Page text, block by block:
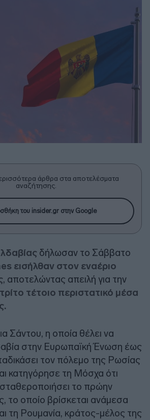
άρθρα στα αποτελέσματα
αναζήτησης.
του insider.gr στην Google
δήλωσαν το Σάββατο
εισήλθαν στον εναέριο
, αποτελώντας απειλή για την
τρίτο τέτοιο περιστατικό μέσα
Σάντου, η οποία θέλει να
στην Ευρωπαϊκή Ένωση έως
τον πόλεμο της Ρωσίας
κατηγόρησε τη Μόσχα ότι
το πρώην
το οποίο βρίσκεται ανάμεσα
τη Ρουμανία, κράτος-μέλος της